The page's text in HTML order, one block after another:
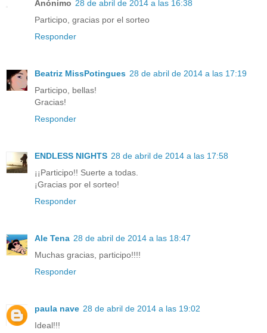
Anónimo 28 de abril de 2014 a las 16:38
Participo, gracias por el sorteo
Responder
Beatriz MissPotingues 28 de abril de 2014 a las 17:19
Participo, bellas!
Gracias!
Responder
ENDLESS NIGHTS 28 de abril de 2014 a las 17:58
¡¡Participo!! Suerte a todas.
¡Gracias por el sorteo!
Responder
Ale Tena 28 de abril de 2014 a las 18:47
Muchas gracias, participo!!!!
Responder
paula nave 28 de abril de 2014 a las 19:02
Ideal!!!